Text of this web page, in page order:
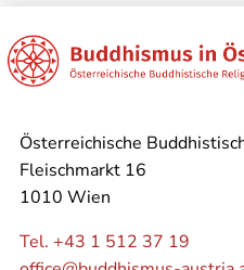
Österreichische
Fleischmarkt 16
1010 Wien
Tel. +43 1 512 37 19